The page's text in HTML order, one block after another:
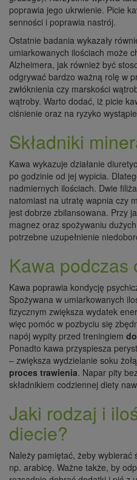
poprawia jego ukrwienie. Picie
senności i poprawia nastrój.
Ostatnie badania wykazały
umiarkowanych ilościach może
Alzheimera, jak również być
odgrywać bardzo ważną rolę w
zwłóknienia czy marskości
wątroby. Warto dodać, iż picie
ciśnienie oraz na ryzyko
Składniki
Kawa wykazuje działanie
po godzinie od jej wypicia.
nadmiernych ilościach. Dwie
natomiast na utratę wapnia czy
jest dobrze zbilansowana. Przy
magnez oraz spożywaniu
potrzebne uzupełnienie
Kawa podczas
Kawa poprawia kondycję
Spożywana w umiarkowanych
fizycznym zwiększa wydatek
więc pomóc w pozbyciu się
napój wypity przed treningiem
Ponadto kawa przyspiesza
– zwiększa wydzielanie soku
proces trawienia. Napar pity
składnikiem codziennej diety
Jaki rodzaj i
diecie?
Należy pamiętać, żeby
np. arabicę. Ważne także, by